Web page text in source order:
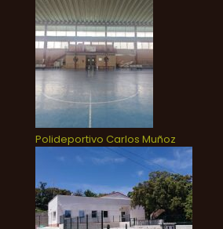
Polideportivo Carlos Muñoz